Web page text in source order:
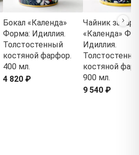
Бокал «Календа»
Форма: Идиллия.
Толстостенный
костяной фарфор.
400 мл.
4 820 ₽
Чайник
«Календа»
Идиллия.
костяной
900 мл.
9 540 ₽